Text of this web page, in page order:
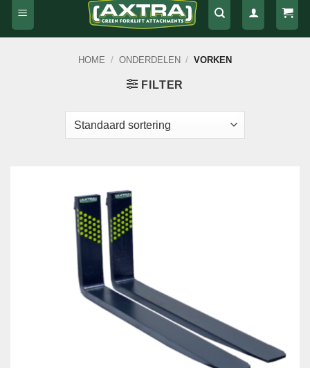
HOME / ONDERDELEN / VORKEN
FILTER